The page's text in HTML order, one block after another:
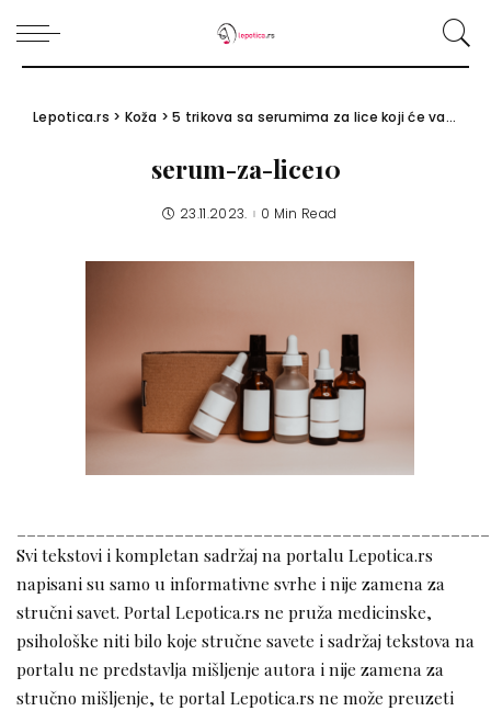
Lepotica.rs > Koža >5 trikova sa serumima za lice koji će vam promeniti beauty rutinu
serum-za-lice10
23.11.2023. 0 Min Read
Svi tekstovi i kompletan sadržaj na portalu Lepotica.rs
napisani su samo u informativne svrhe i nije zamena za
stručni savet. Portal Lepotica.rs ne pruža medicinske,
psihološke niti bilo koje stručne savete i sadržaj tekstova na
portalu ne predstavlja mišljenje autora i nije zamena za
stručno mišljenje, te portal Lepotica.rs ne može preuzeti